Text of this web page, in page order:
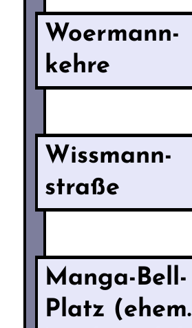
Woermann­
kehre
Wissmann­
straße
Manga-Bell-
Platz (ehem.